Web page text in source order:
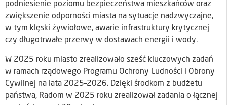
podniesienie poziomu bezpieczeństwa mieszkańców oraz
zwiększenie odporności miasta na sytuacje nadzwyczajne,
w tym klęski żywiołowe, awarie infrastruktury krytycznej
czy długotrwałe przerwy w dostawach energii i wody.
W 2025 roku miasto zrealizowało sześć kluczowych zadań
w ramach rządowego Programu Ochrony Ludności i Obrony
Cywilnej na lata 2025–2026. Dzięki środkom z budżetu
państwa, Radom w 2025 roku zrealizował zadania o łącznej